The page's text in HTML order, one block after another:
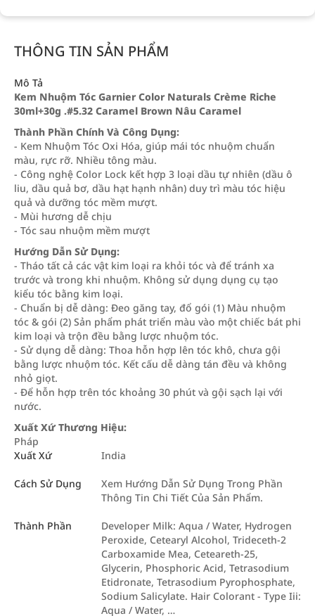
THÔNG TIN SẢN PHẨM
Mô Tả
Kem Nhuộm Tóc Garnier Color Naturals Crème Riche
30ml+30g .#5.32 Caramel Brown Nâu Caramel
Thành Phần Chính Và Công Dụng:
- Kem Nhuộm Tóc Oxi Hóa, giúp mái tóc nhuộm chuẩn
màu, rực rỡ. Nhiều tông màu.
- Công nghệ Color Lock kết hợp 3 loại dầu tự nhiên (dầu ô
liu, dầu quả bơ, dầu hạt hạnh nhân) duy trì màu tóc hiệu
quả và dưỡng tóc mềm mượt.
- Mùi hương dễ chịu
- Tóc sau nhuộm mềm mượt
Hướng Dẫn Sử Dụng:
- Tháo tất cả các vật kim loại ra khỏi tóc và để tránh xa
trước và trong khi nhuộm. Không sử dụng dụng cụ tạo
kiểu tóc bằng kim loại.
- Chuẩn bị dễ dàng: Đeo găng tay, đổ gói (1) Màu nhuộm
tóc & gói (2) Sản phẩm phát triển màu vào một chiếc bát phi
kim loại và trộn đều bằng lược nhuộm tóc.
- Sử dụng dễ dàng: Thoa hỗn hợp lên tóc khô, chưa gội
bằng lược nhuộm tóc. Kết cấu dễ dàng tán đều và không
nhỏ giọt.
- Để hỗn hợp trên tóc khoảng 30 phút và gội sạch lại với
nước.
Xuất Xứ Thương Hiệu:
Pháp
Xuất Xứ
India
Cách Sử Dụng
Xem Hướng Dẫn Sử Dụng Trong Phần
Thông Tin Chi Tiết Của Sản Phẩm.
Thành Phần
Developer Milk: Aqua / Water, Hydrogen
Peroxide, Cetearyl Alcohol, Trideceth-2
Carboxamide Mea, Ceteareth-25,
Glycerin, Phosphoric Acid, Tetrasodium
Etidronate, Tetrasodium Pyrophosphate,
Sodium Salicylate. Hair Colorant - Type Iii:
Aqua / Water, …